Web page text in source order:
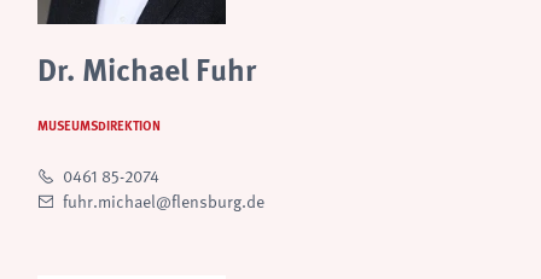
Dr. Michael Fuhr
MUSEUMSDIREKTION
0461 85-2074
fuhr.michael@flensburg.de